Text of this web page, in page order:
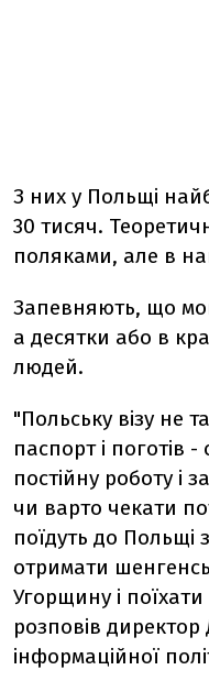
З них у Польщі
30 тисяч.
поляками, але в
Запевняють, що
а десятки або в
людей.
"Польську візу не
паспорт і поготів
постійну роботу і
чи варто чекати
поїдуть до Польщі
отримати
Угорщину і
розповів
інформаційної